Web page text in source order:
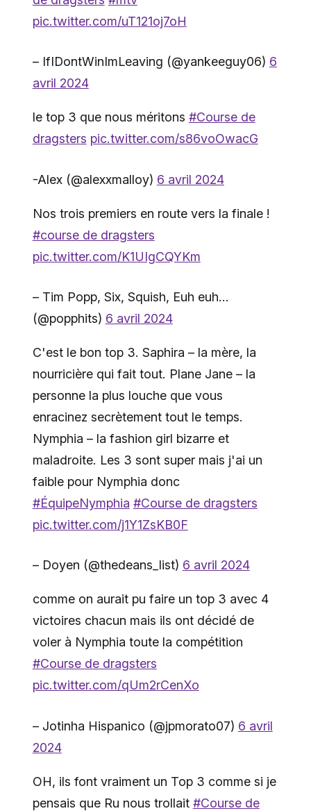
pic.twitter.com/uT121oj7oH
– IfIDontWinImLeaving (@yankeeguy06) 6
avril 2024
le top 3 que nous méritons #Course de
dragsters pic.twitter.com/s86voOwacG
-Alex (@alexxmalloy) 6 avril 2024
Nos trois premiers en route vers la finale !
#course de dragsters
pic.twitter.com/K1UIgCQYKm
– Tim Popp, Six, Squish, Euh euh…
(@popphits) 6 avril 2024
C'est le bon top 3. Saphira – la mère, la
nourricière qui fait tout. Plane Jane – la
personne la plus louche que vous
enracinez secrètement tout le temps.
Nymphia – la fashion girl bizarre et
maladroite. Les 3 sont super mais j'ai un
faible pour Nymphia donc
#ÉquipeNymphia #Course de dragsters
pic.twitter.com/j1Y1ZsKB0F
– Doyen (@thedeans_list) 6 avril 2024
comme on aurait pu faire un top 3 avec 4
victoires chacun mais ils ont décidé de
voler à Nymphia toute la compétition
#Course de dragsters
pic.twitter.com/qUm2rCenXo
– Jotinha Hispanico (@jpmorato07) 6 avril
2024
OH, ils font vraiment un Top 3 comme si je
pensais que Ru nous trollait #Course de